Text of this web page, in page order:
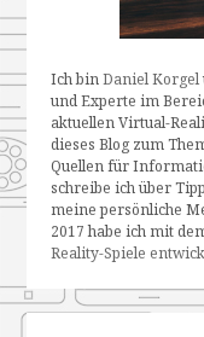
Ich binDaniel Korgel
und Experte im
aktuellen Virtual-
dieses Blog zum
Quellen für
schreibe ich über
meine persönliche
2017 habe ich mit
Reality-Spiele